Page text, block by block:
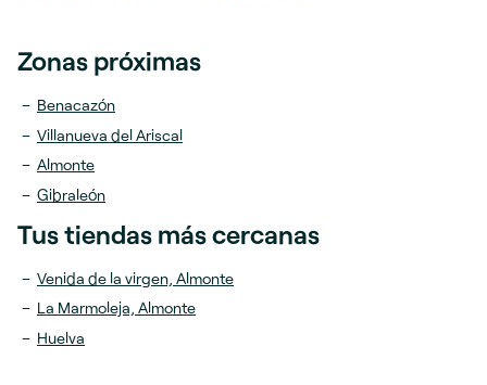
Zonas próximas
Benacazón
Villanueva del Ariscal
Almonte
Gibraleón
Tus tiendas más cercanas
Venida de la virgen, Almonte
La Marmoleja, Almonte
Huelva